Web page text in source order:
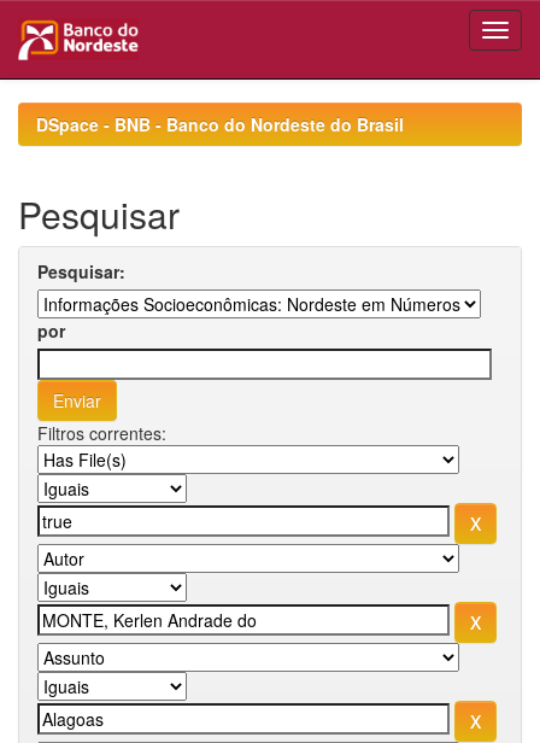
navigationDSpace - BNB - Banco do Nordeste do Brasil
Pesquisar
Pesquisar:
por
Filtros correntes: